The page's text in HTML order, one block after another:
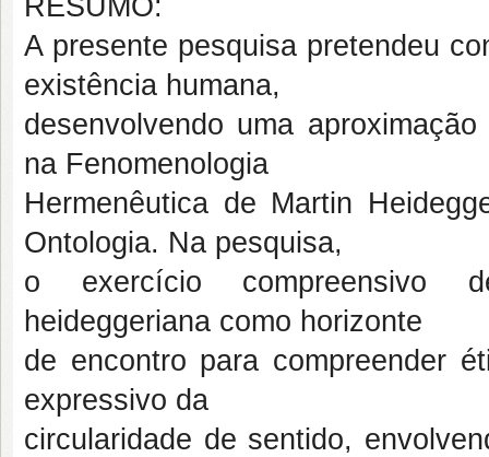
RESUMO:
A presente pesquisa pretendeu
existência humana,
desenvolvendo uma
na Fenomenologia
Hermenêutica de Martin
Ontologia. Na pesquisa,
o exercício compreensivo
heideggeriana como horizonte
de encontro para compreender
expressivo da
circularidade de sentido,